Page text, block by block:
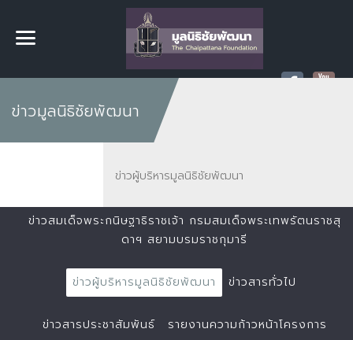
ข่าวมูลนิธิชัยพัฒนา
ข่าวผู้บริหารมูลนิธิชัยพัฒนา
ข่าวสมเด็จพระกนิษฐาธิราชเจ้า กรมสมเด็จพระเทพรัตนราชสุ
ดาฯ สยามบรมราชกุมารี
ข่าวผู้บริหารมูลนิธิชัยพัฒนา ข่าวสารทั่วไป
ข่าวสารประชาสัมพันธ์ รายงานความก้าวหน้าโครงการ